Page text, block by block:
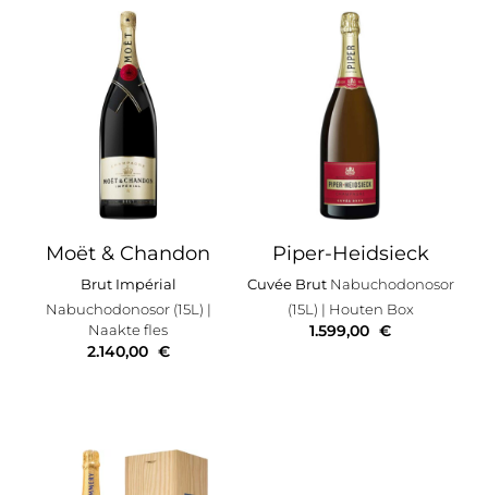
Moët & Chandon
Brut Impérial
Nabuchodonosor (15L) |
Naakte fles
2.140,00 €
Piper-Heidsieck
Cuvée Brut Nabuchodonosor
(15L) | Houten Box
1.599,00 €